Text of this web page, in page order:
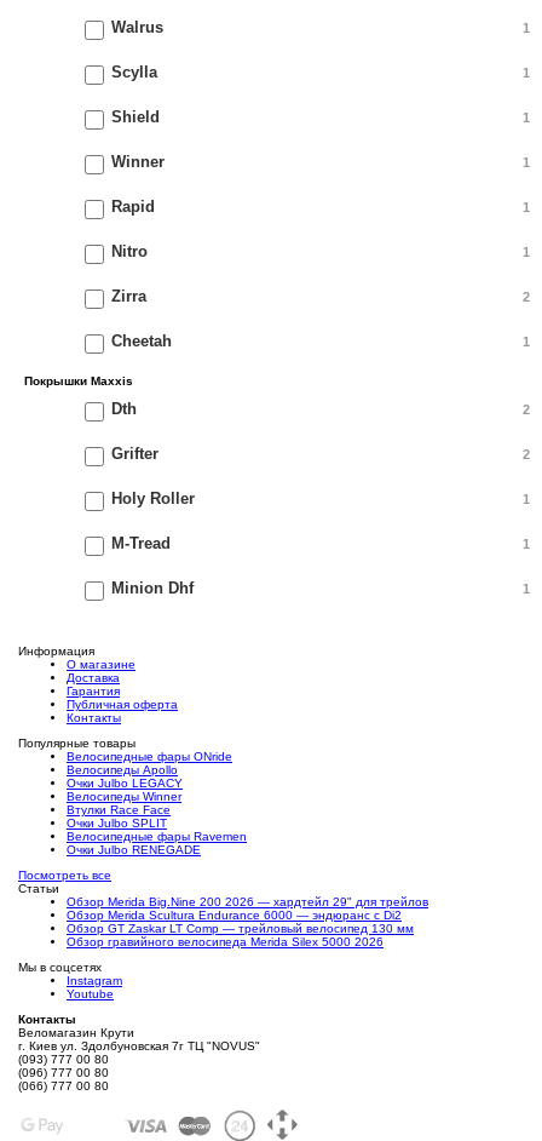
Walrus 1
Scylla 1
Shield 1
Winner 1
Rapid 1
Nitro 1
Zirra 2
Cheetah 1
Покрышки Maxxis
Dth 2
Grifter 2
Holy Roller 1
M-Tread 1
Minion Dhf 1
Информация
О магазине
Доставка
Гарантия
Публичная оферта
Контакты
Популярные товары
Велосипедные фары ONride
Велосипеды Apollo
Очки Julbo LEGACY
Велосипеды Winner
Втулки Race Face
Очки Julbo SPLIT
Велосипедные фары Ravemen
Очки Julbo RENEGADE
Посмотреть все
Статьи
Обзор Merida Big.Nine 200 2026 — хардтейл 29" для трейлов
Обзор Merida Scultura Endurance 6000 — эндюранс с Di2
Обзор GT Zaskar LT Comp — трейловый велосипед 130 мм
Обзор гравийного велосипеда Merida Silex 5000 2026
Мы в соцсетях
Instagram
Youtube
Контакты
Веломагазин Крути
г. Киев ул. Здолбуновская 7г ТЦ "NOVUS"
(093) 777 00 80
(096) 777 00 80
(066) 777 00 80